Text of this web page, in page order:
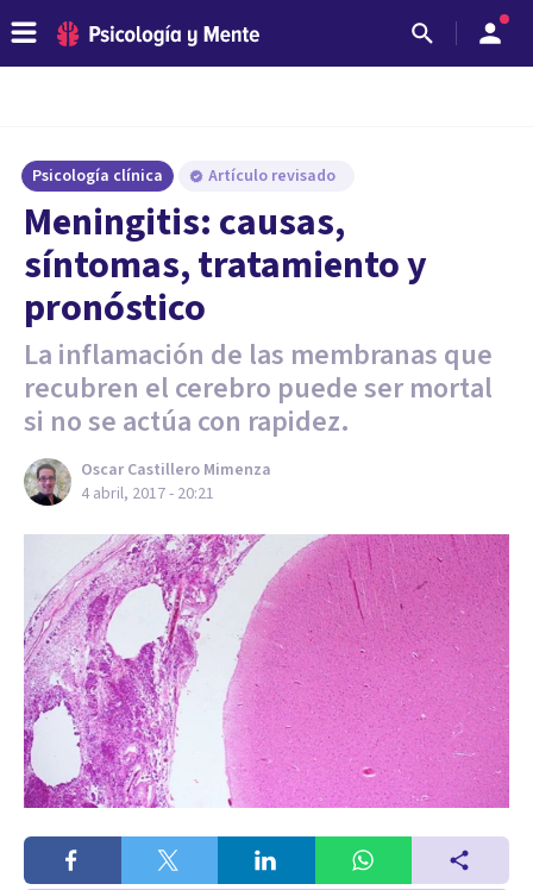
Psicología clínica Artículo revisado
Meningitis: causas,
síntomas, tratamiento y
pronóstico
La inflamación de las membranas que
recubren el cerebro puede ser mortal
si no se actúa con rapidez.
Oscar Castillero Mimenza
4 abril, 2017 - 20:21